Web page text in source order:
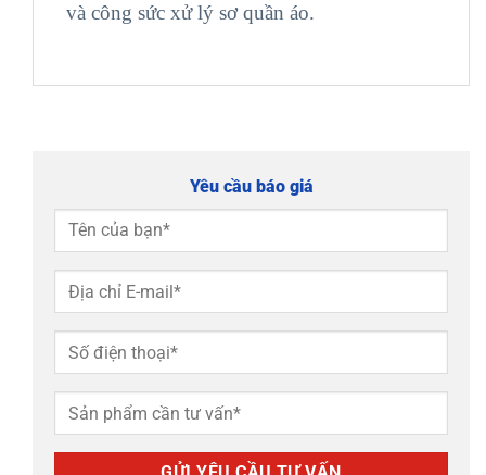
và công sức xử lý sơ quần áo.
Yêu cầu báo giá